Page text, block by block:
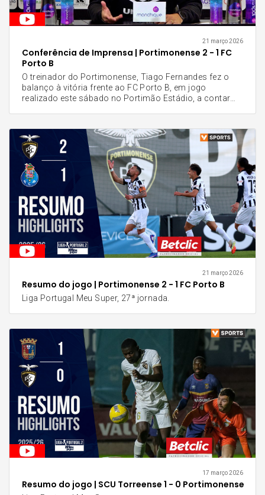
21 março 2026
Conferência de Imprensa | Portimonense 2 - 1 FC
Porto B
O treinador do Portimonense, Tiago Fernandes fez o
balanço à vitória frente ao FC Porto B, em jogo
realizado este sábado no Portimão Estádio, a contar
21 março 2026
Resumo do jogo | Portimonense 2 - 1 FC Porto B
Liga Portugal Meu Super, 27ª jornada.
17 março 2026
Resumo do jogo | SCU Torreense 1 - 0 Portimonense